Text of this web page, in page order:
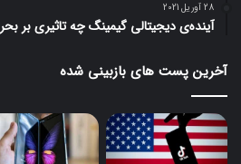
28 آوریل 2021
آینده‌ی دیجیتالی گیمینگ چه تاثیری بر
آخرین پست های بازبینی شده